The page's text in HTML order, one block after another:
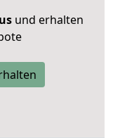
und erhalten